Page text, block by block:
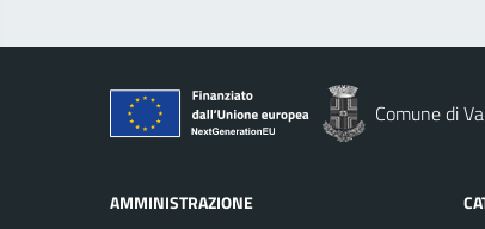
Comune di
AMMINISTRAZIONE